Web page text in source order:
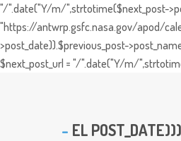
"/".date("Y/m/",strtotime($next_post-
"https://antwrp.gsfc.nasa.gov/apod/
>post_date)).$previous_post-
$next_post_url = "/".date("Y/m/
EL